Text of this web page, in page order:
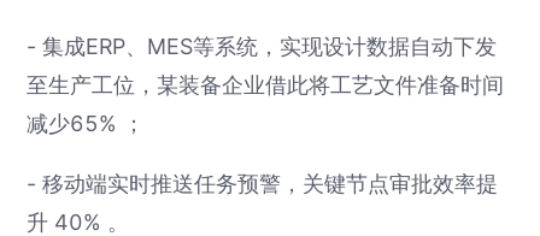
- 集成ERP、MES等系统，实现设计数据自动下发
至生产工位，某装备企业借此将工艺文件准备时间
减少65% ；
- 移动端实时推送任务预警，关键节点审批效率提
升 40% 。